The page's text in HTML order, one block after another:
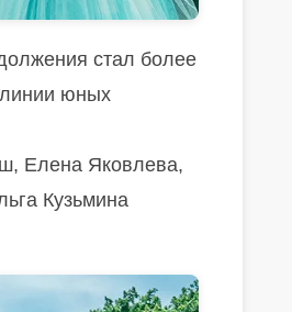
стал более
юных
Елена Яковлева,
Кузьмина